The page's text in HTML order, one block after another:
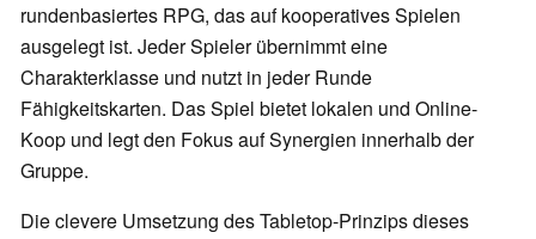
rundenbasiertes RPG, das auf kooperatives Spielen
ausgelegt ist. Jeder Spieler übernimmt eine
Charakterklasse und nutzt in jeder Runde
Fähigkeitskarten. Das Spiel bietet lokalen und Online-
Koop und legt den Fokus auf Synergien innerhalb der
Gruppe.
Die clevere Umsetzung des Tabletop-Prinzips dieses